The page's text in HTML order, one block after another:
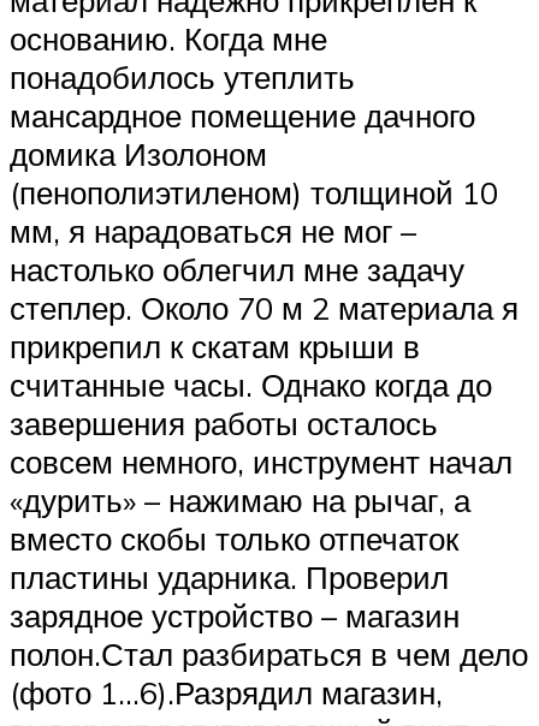
основанию. Когда мне
понадобилось утеплить
мансардное помещение дачного
домика Изолоном
(пенополиэтиленом) толщиной 10
мм, я нарадоваться не мог –
настолько облегчил мне задачу
степлер. Около 70 м 2 материала я
прикрепил к скатам крыши в
считанные часы. Однако когда до
завершения работы осталось
совсем немного, инструмент начал
«дурить» – нажимаю на рычаг, а
вместо скобы только отпечаток
пластины ударника. Проверил
зарядное устройство – магазин
полон.Стал разбираться в чем дело
(фото 1…6).Разрядил магазин,